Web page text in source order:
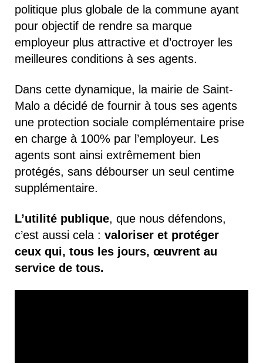
politique plus globale de la commune ayant
pour objectif de rendre sa marque
employeur plus attractive et d’octroyer les
meilleures conditions à ses agents.
Dans cette dynamique, la mairie de Saint-
Malo a décidé de fournir à tous ses agents
une protection sociale complémentaire prise
en charge à 100% par l’employeur. Les
agents sont ainsi extrêmement bien
protégés, sans débourser un seul centime
supplémentaire.
L’utilité publique, que nous défendons,
c’est aussi cela : valoriser et protéger
ceux qui, tous les jours, œuvrent au
service de tous.